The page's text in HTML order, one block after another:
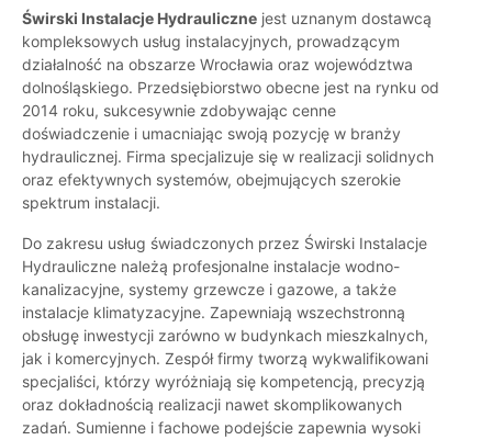
Świrski Instalacje Hydrauliczne jest uznanym dostawcą
kompleksowych usług instalacyjnych, prowadzącym
działalność na obszarze Wrocławia oraz województwa
dolnośląskiego. Przedsiębiorstwo obecne jest na rynku od
2014 roku, sukcesywnie zdobywając cenne
doświadczenie i umacniając swoją pozycję w branży
hydraulicznej. Firma specjalizuje się w realizacji solidnych
oraz efektywnych systemów, obejmujących szerokie
spektrum instalacji.
Do zakresu usług świadczonych przez Świrski Instalacje
Hydrauliczne należą profesjonalne instalacje wodno-
kanalizacyjne, systemy grzewcze i gazowe, a także
instalacje klimatyzacyjne. Zapewniają wszechstronną
obsługę inwestycji zarówno w budynkach mieszkalnych,
jak i komercyjnych. Zespół firmy tworzą wykwalifikowani
specjaliści, którzy wyróżniają się kompetencją, precyzją
oraz dokładnością realizacji nawet skomplikowanych
zadań. Sumienne i fachowe podejście zapewnia wysoki